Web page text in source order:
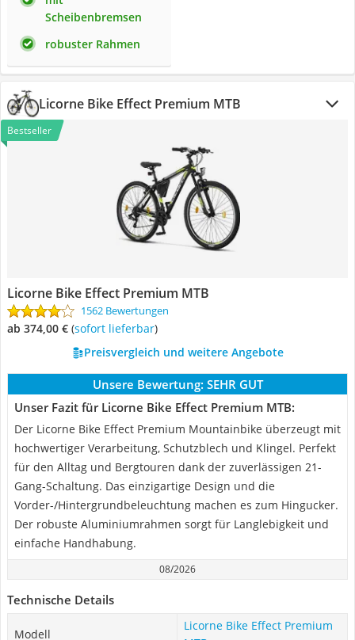
Scheibenbremsen
robuster Rahmen
Licorne Bike Effect Premium MTB
Bestseller
Licorne Bike Effect Premium MTB
1562 Bewertungen
ab 374,00 € ( Sofort lieferbar)
Preisvergleich und weitere Angebote
Unsere Bewertung: SEHR GUT
Unser Fazit für Licorne Bike Effect Premium MTB:
Der Licorne Bike Effect Premium Mountainbike überzeugt mit
hochwertiger Verarbeitung, Schutzblech und Klingel. Perfekt
für den Alltag und Bergtouren dank der zuverlässigen 21-
Gang-Schaltung. Das einzigartige Design und die
Vorder-/Hintergrundbeleuchtung machen es zum Hingucker.
Der robuste Aluminiumrahmen sorgt für Langlebigkeit und
einfache Handhabung.
08/2026
Technische Details
Modell
Licorne Bike Effect Premium